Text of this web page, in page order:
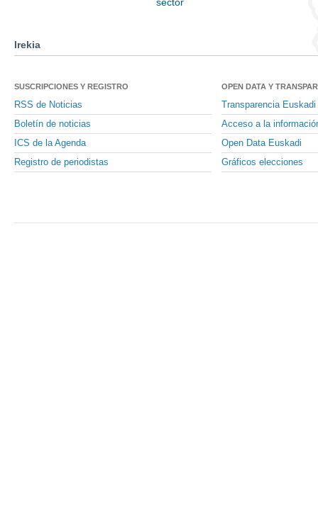
sector
Irekia
SUSCRIPCIONES Y REGISTRO
RSS de Noticias
Boletín de noticias
ICS de la Agenda
Registro de periodistas
OPEN DATA Y
Transparencia Euskadi
Acceso a la
Open Data Euskadi
Gráficos elecciones